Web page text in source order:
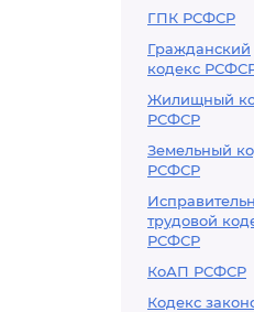
ГПК РСФСР
Гражданский
кодекс
Жилищный
РСФСР
Земельный
РСФСР
трудовой
РСФСР
КоАП РСФСР
Кодекс